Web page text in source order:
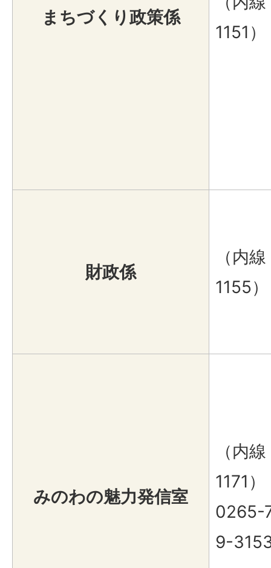
まちづくり政策係
1151）
財政係
（内線
1155）
みのわの魅力発信室
（内線
1171）
0265-
9-